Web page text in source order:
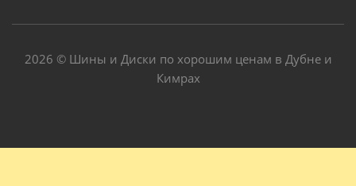
2026 © Шины и Диски по хорошим ценам в Дубне и
Кимрах